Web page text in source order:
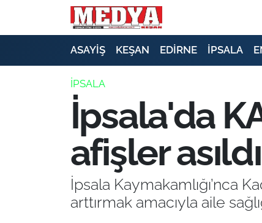
ASAYİŞ KEŞAN EDİRNE İPSALA
İPSALA
İpsala'da
afişler asıldı
İpsala Kaymakamlığı’nca
arttırmak amacıyla aile
E-GAZETE
EKONOMİ